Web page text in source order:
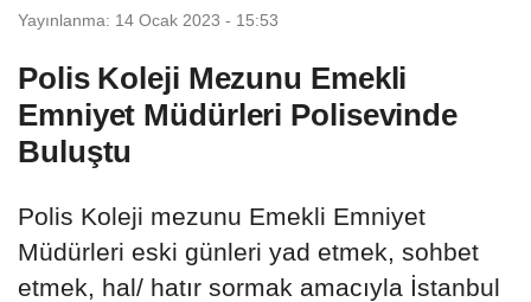
Yayınlanma: 14 Ocak 2023 - 15:53
Polis Koleji Mezunu Emekli
Emniyet Müdürleri Polisevinde
Buluştu
Polis Koleji mezunu Emekli Emniyet
Müdürleri eski günleri yad etmek, sohbet
etmek, hal/ hatır sormak amacıyla İstanbul